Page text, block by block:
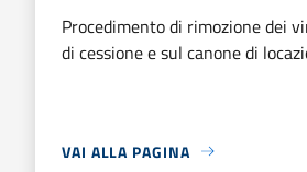
Procedimento di rimozione dei
di cessione e sul canone di
VAI ALLA PAGINA